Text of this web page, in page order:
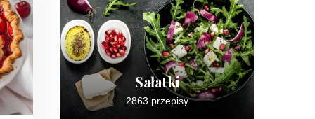
Sałatki
2863 przepisy